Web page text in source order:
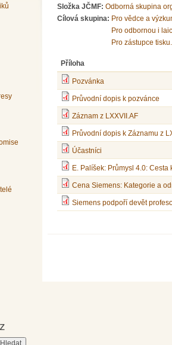
Složka JČMF: Odborná skupina
Cílová skupina: Pro vědce a
Pro odbornou i
Pro zástupce tisku.
Příloha
Pozvánka
Průvodní dopis k pozvánce
Záznam z LXXVII.AF
Průvodní dopis k Záznamu z
Účastníci
E. Palíšek: Průmysl 4.0:
Cena Siemens: Kategorie a
Siemens podpoří devět